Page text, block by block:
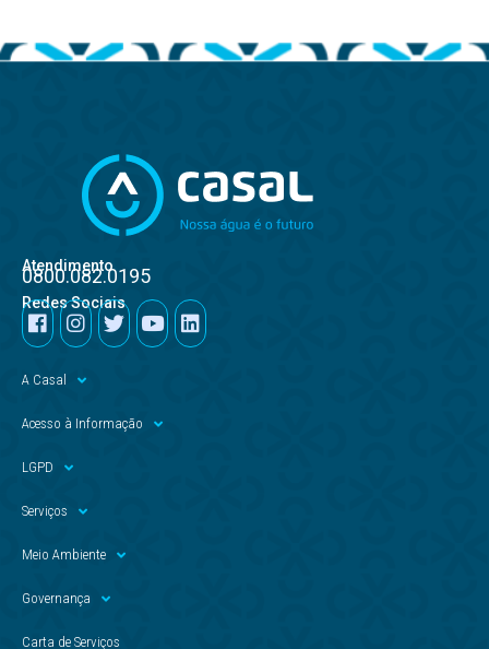
Atendimento
0800.082.0195
Redes Sociais
A Casal
Acesso à Informação
LGPD
Serviços
Meio Ambiente
Governança
Carta de Serviços